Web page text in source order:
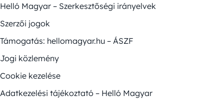
Helló Magyar – Szerkesztőségi irányelvek
Szerzői jogok
Támogatás: hellomagyar.hu – ÁSZF
Jogi közlemény
Cookie kezelése
Adatkezelési tájékoztató – Helló Magyar